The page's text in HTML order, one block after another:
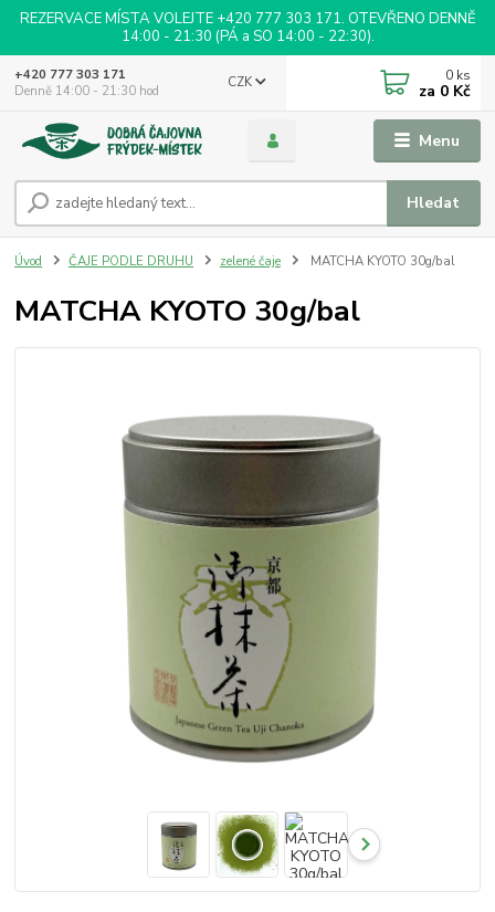
REZERVACE MÍSTA VOLEJTE +420 777 303 171. OTEVŘENO DENNĚ
14:00 - 21:30 (PÁ a SO 14:00 - 22:30).
Menu
CZK
Hledat
+420 777 303 171
Denně 14:00 - 21:30 hod
0 ks
za 0 Kč
Úvod ČAJE PODLE DRUHU zelené čaje MATCHA KYOTO 30g/bal
MATCHA KYOTO 30g/bal